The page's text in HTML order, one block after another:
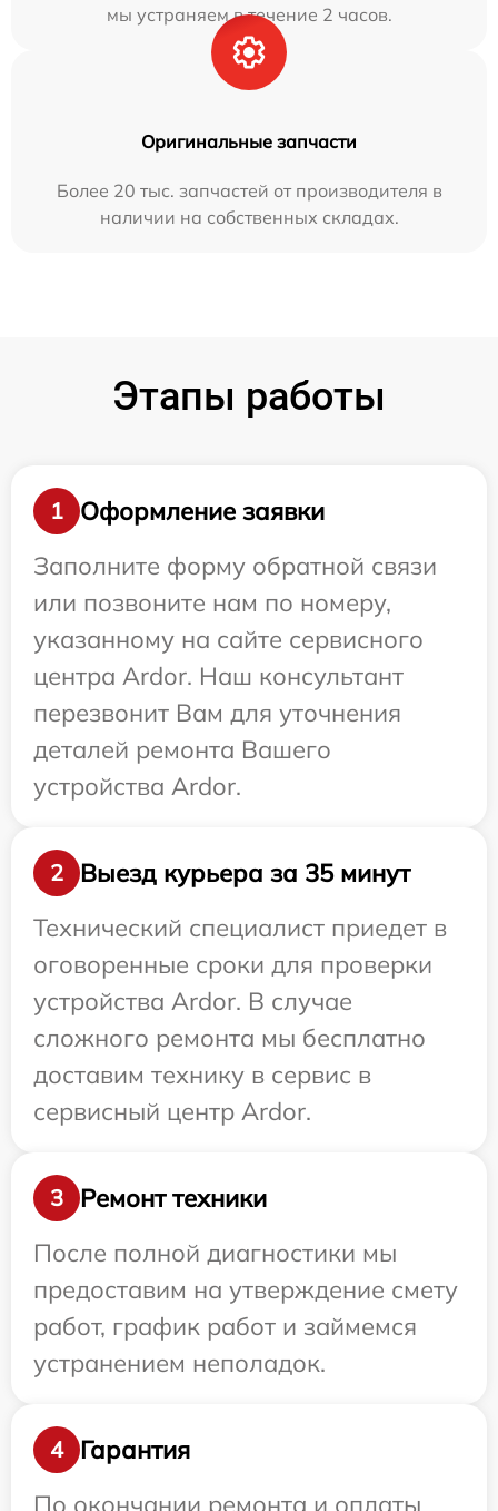
мы устраняем в течение 2 часов.
Оригинальные запчасти
Более 20 тыс. запчастей от производителя в
наличии на собственных складах.
Этапы работы
1
Оформление заявки
Заполните форму обратной связи
или позвоните нам по номеру,
указанному на сайте сервисного
центра Ardor. Наш консультант
перезвонит Вам для уточнения
деталей ремонта Вашего
устройства Ardor.
2
Выезд курьера за 35 минут
Технический специалист приедет в
оговоренные сроки для проверки
устройства Ardor. В случае
сложного ремонта мы бесплатно
доставим технику в сервис в
сервисный центр Ardor.
3
Ремонт техники
После полной диагностики мы
предоставим на утверждение смету
работ, график работ и займемся
устранением неполадок.
4
Гарантия
По окончании ремонта и оплаты